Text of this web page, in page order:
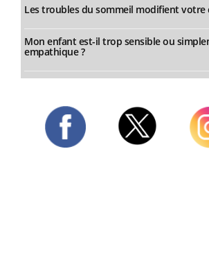
Les troubles du sommeil modifient votre
Mon enfant est-il trop sensible ou
empathique ?